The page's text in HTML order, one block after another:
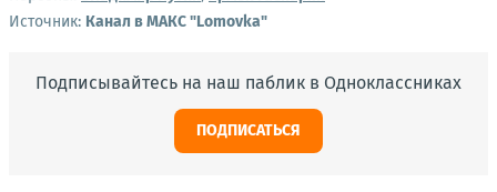
Источник: Канал в МАКС "Lomovka"
Подписывайтесь на наш паблик в Одноклассниках
ПОДПИСАТЬСЯ